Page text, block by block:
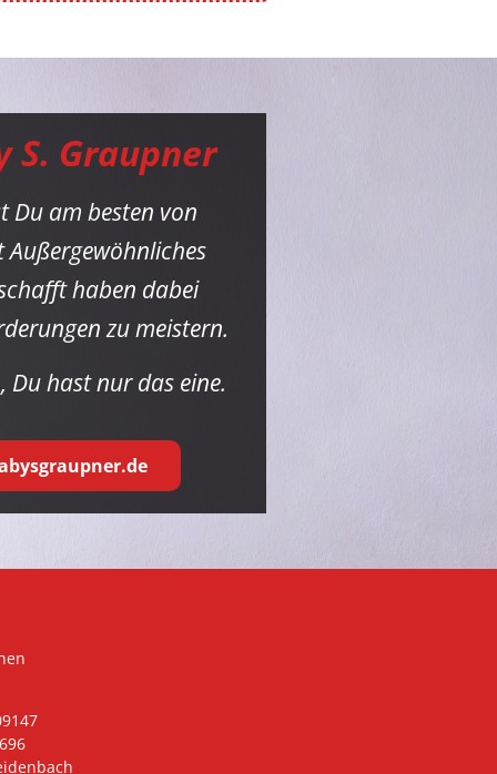
S. Graupner
Du am besten von
Außergewöhnliches
haben dabei
zu meistern.
Du hast nur das eine.